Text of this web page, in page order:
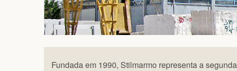
Fundada em 1990, Stilmarmo representa a